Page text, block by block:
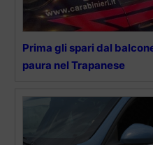
Prima gli spari dal
paura nel Trapanese